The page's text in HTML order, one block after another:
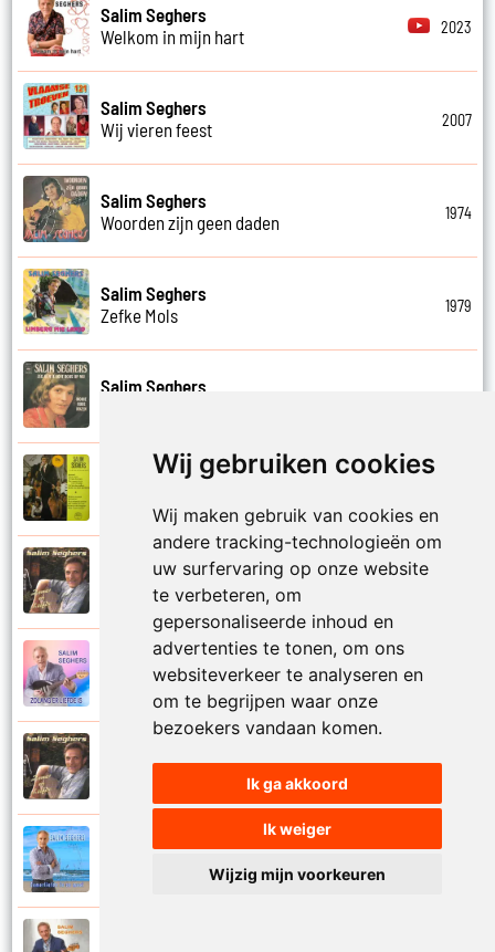
Wij gebruiken cookies
Wij maken gebruik van cookies en
andere tracking-technologieën om
uw surfervaring op onze website
te verbeteren, om
gepersonaliseerde inhoud en
advertenties te tonen, om ons
websiteverkeer te analyseren en
om te begrijpen waar onze
bezoekers vandaan komen.
Ik ga akkoord
Ik weiger
Wijzig mijn voorkeuren
Salim Seghers
Welkom in mijn hart
2023
Salim Seghers
Wij vieren feest
2007
Salim Seghers
Woorden zijn geen daden
1974
Salim Seghers
Zefke Mols
1979
Salim Seghers
Salim Seghers
Salim Seghers
Zeven nachten geef ik jou
Salim Seghers
Zolang er liefde is
2002
Salim Seghers
Zomerliefde is zo mooi